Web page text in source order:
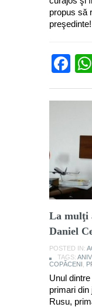
propus să
preşedinte!
La mulţi
Daniel
POSTED IN:
TAGS:
COPĂCENI
Unul
primari din
Rusu,